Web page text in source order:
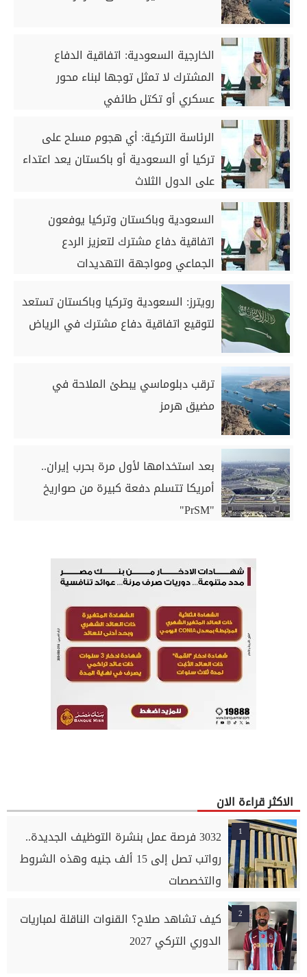
الخارجية السعودية: اتفاقية الدفاع
المشترك لا تمثل توجها لبناء محور
عسكري أو تكتل طائفي
الرئاسة التركية: أي هجوم مسلح على
تركيا أو السعودية أو باكستان يعد اعتداء
على الدول الثلاث
السعودية وباكستان وتركيا يوفعون
اتفاقية دفاع مشترك لتعزيز الردع
الجماعي ومواجهة التهديدات
رويترز: السعودية وتركيا وباكستان تستعد
لتوقيع اتفاقية دفاع مشترك في الرياض
ترقب دبلوماسي يبطئ الملاحة في
مضيق هرمز
بعد استخدامها لأول مرة بحرب إيران..
أمريكا تتسلم دفعة كبيرة من صواريخ
"PrSM"
الاكثر قراءة الان
1
3032 فرصة عمل بنشرة التوظيف الجديدة..
رواتب تصل إلى 15 ألف جنيه وهذه الشروط
والتخصصات
2
كيف تشاهد صلاح؟ القنوات الناقلة لمباريات
الدوري التركي 2027